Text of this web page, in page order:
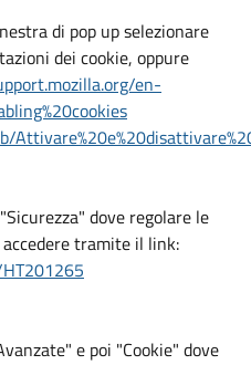
di pop up selezionare
dei cookie, oppure
en-
dove regolare le
tramite il link:
e poi "Cookie" dove